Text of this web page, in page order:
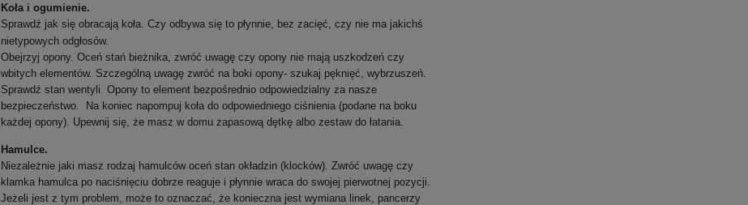
Koła i ogumienie.
Sprawdź jak się obracają koła. Czy odbywa się to płynnie, bez zacięć, czy nie ma jakichś
nietypowych odgłosów.
Obejrzyj opony. Oceń stań bieżnika, zwróć uwagę czy opony nie mają uszkodzeń czy
wbitych elementów. Szczególną uwagę zwróć na boki opony- szukaj pęknięć, wybrzuszeń.
Sprawdź stan wentyli. Opony to element bezpośrednio odpowiedzialny za nasze
bezpieczeństwo. Na koniec napompuj koła do odpowiedniego ciśnienia (podane na boku
każdej opony) . Upewnij się, że masz w domu zapasową dętkę albo zestaw do łatania.
Hamulce.
Niezależnie jaki masz rodzaj hamulców oceń stan okładzin (klocków). Zwróć uwagę czy
klamka hamulca po naciśnięciu dobrze reaguje i płynnie wraca do swojej pierwotnej pozycji.
Jeżeli jest z tym problem, może to oznaczać, że konieczna jest wymiana linek, pancerzy